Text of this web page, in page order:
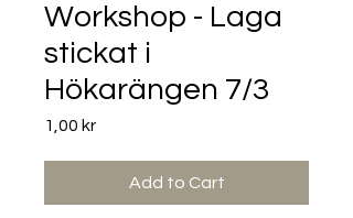
Workshop - Laga
stickat i
Hökarängen 7/3
1,00 krPrice
Add to Cart